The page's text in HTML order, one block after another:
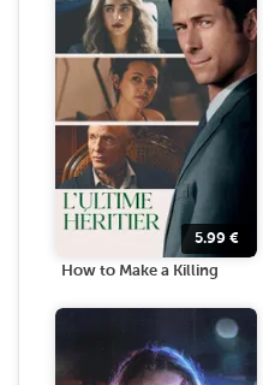
5.99 €
How to Make a Killing